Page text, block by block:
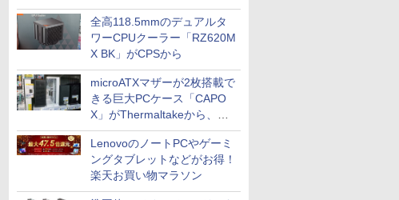
プに5インチ液晶搭載
全高118.5mmのデュアルタ
ワーCPUクーラー「RZ620M
X BK」がCPSから
microATXマザーが2枚搭載で
きる巨大PCケース「CAPO
X」がThermaltakeから、カ
ラーは2色
LenovoのノートPCやゲーミ
ングタブレットなどがお得！
楽天お買い物マラソン